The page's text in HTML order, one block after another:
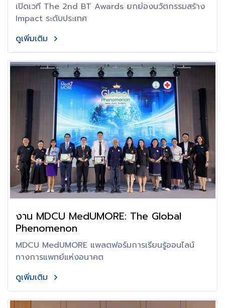
เปิดเวที The 2nd BT Awards ยกย่องนวัตกรรมสร้าง
Impact ระดับประเทศ
ดูเพิ่มเติม
งาน MDCU MedUMORE: The Global
Phenomenon
MDCU MedUMORE แพลตฟอร์มการเรียนรู้ออนไลน์
ทางการแพทย์แห่งอนาคต
ดูเพิ่มเติม